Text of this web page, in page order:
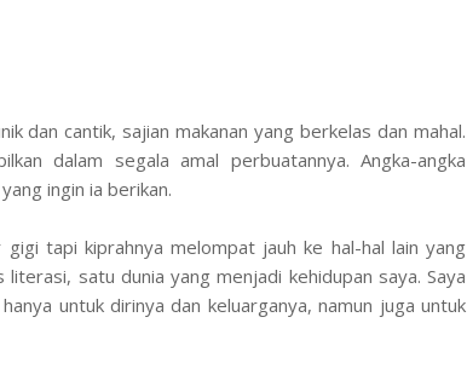
dan cantik, sajian makanan yang berkelas dan mahal.
dalam segala amal perbuatannya. Angka-angka
ingin ia berikan.
tapi kiprahnya melompat jauh ke hal-hal lain yang
satu dunia yang menjadi kehidupan saya. Saya
untuk dirinya dan keluarganya, namun juga untuk